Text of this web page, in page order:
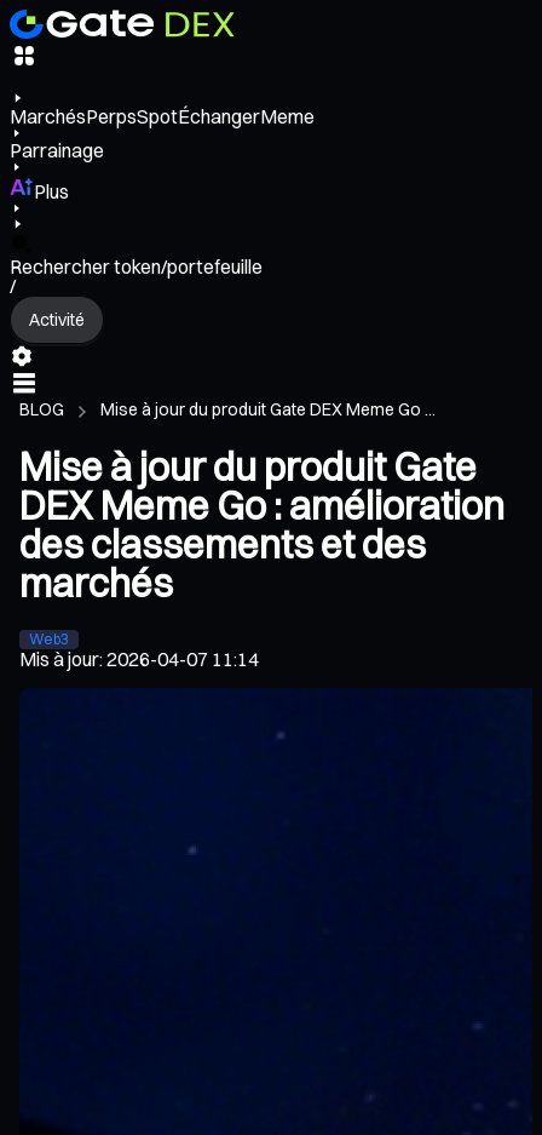
MarchésPerpsSpotÉchangerMeme
Parrainage
Plus
Rechercher token/portefeuille
/
Activité
BLOG Mise à jour du produit Gate DEX Meme Go ...
Mise à jour du produit Gate
DEX Meme Go : amélioration
des classements et des
marchés
Web3
Mis à jour:2026-04-07 11:14